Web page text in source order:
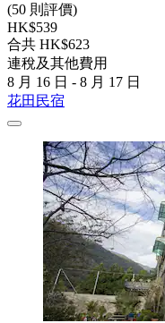
(50 則評價)
HK$539
合共 HK$623
連稅及其他費用
8 月 16 日 - 8 月 17 日
花田民宿